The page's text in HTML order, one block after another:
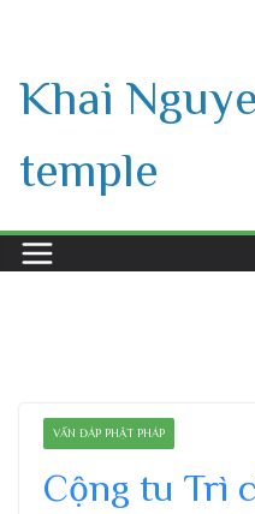
content
Khai
temple
VẤN ĐÁP PHẬT PHÁP
Cộng tu Trì